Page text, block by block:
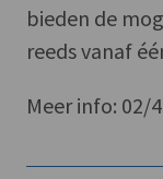
bieden de
reeds vanaf
Meer info: 02/